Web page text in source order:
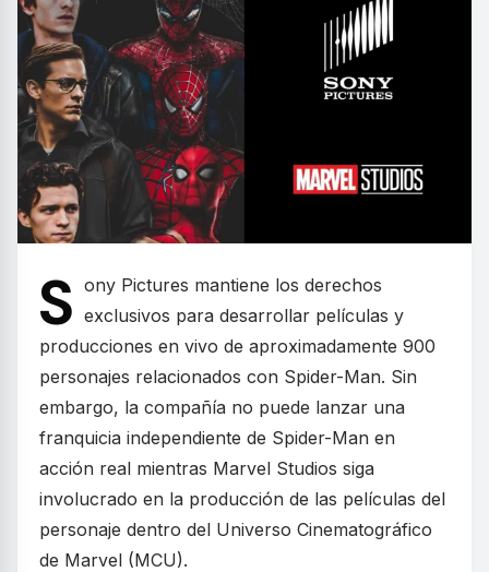
S ony Pictures mantiene los derechos
exclusivos para desarrollar películas y
producciones en vivo de aproximadamente 900
personajes relacionados con Spider-Man. Sin
embargo, la compañía no puede lanzar una
franquicia independiente de Spider-Man en
acción real mientras Marvel Studios siga
involucrado en la producción de las películas del
personaje dentro del Universo Cinematográfico
de Marvel (MCU).